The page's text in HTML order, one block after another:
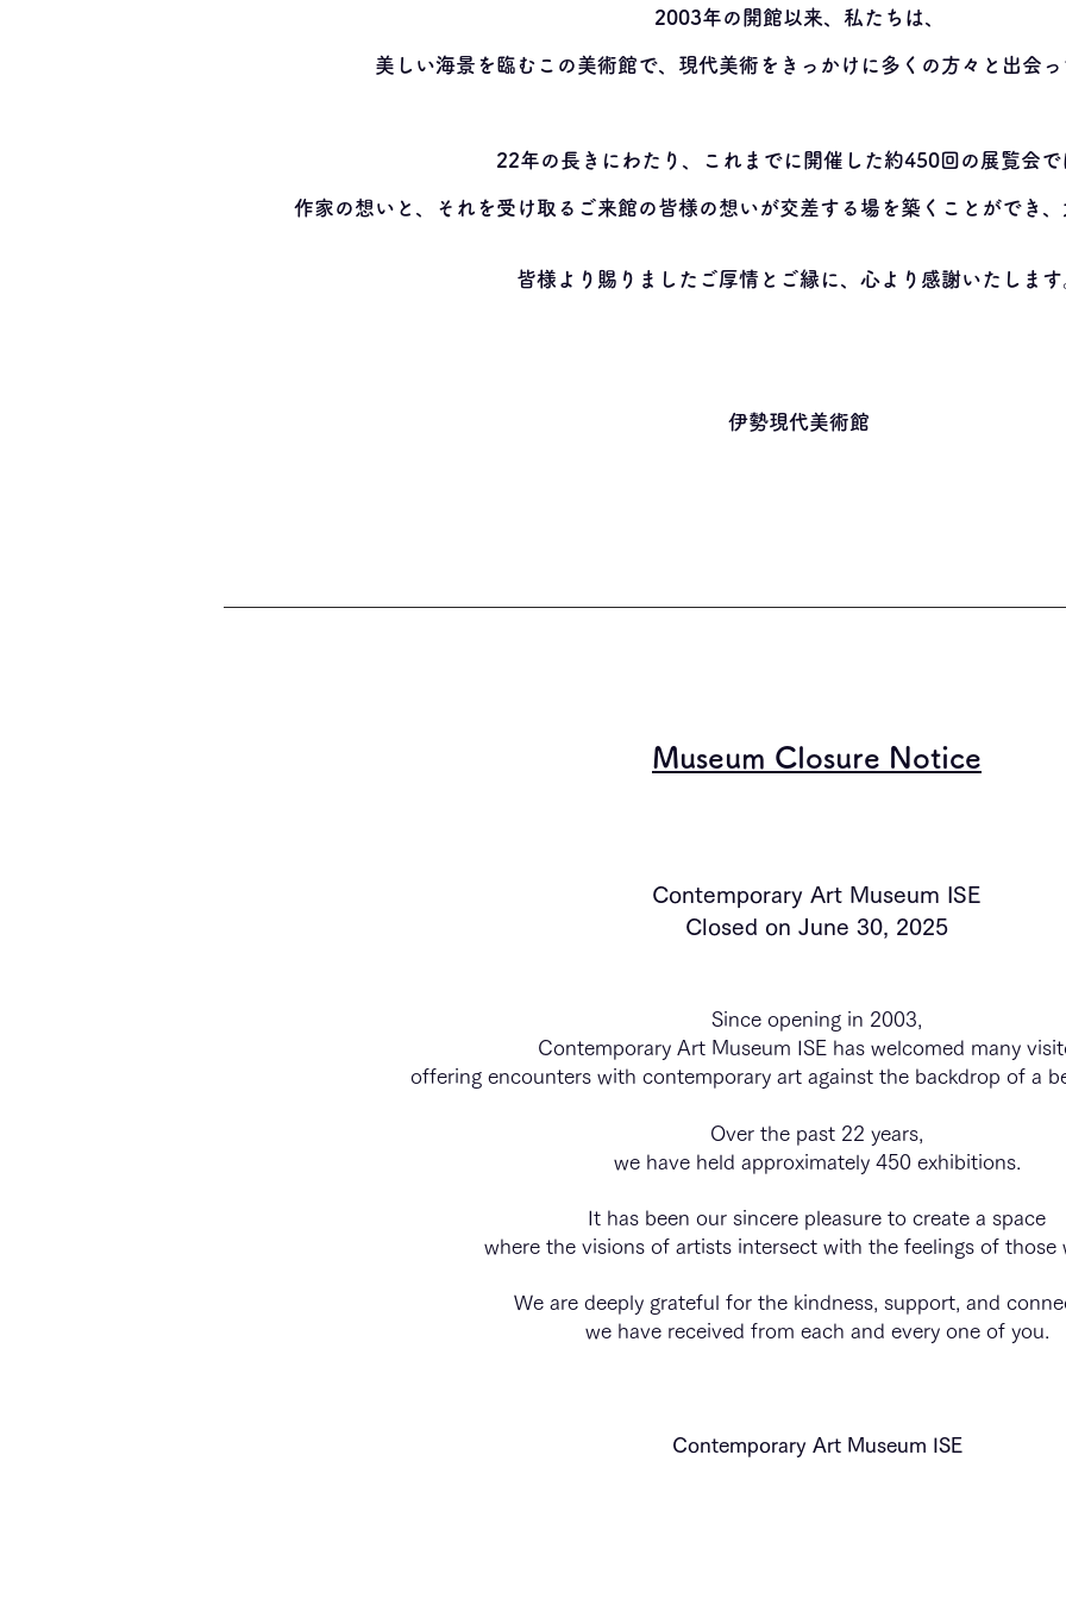
2003年の開館以来、私たちは、
美しい海景を臨むこの美術館で、現代美術をきっかけに多くの方々と出会
22年の長きにわたり、これまでに開催した約450回の展覧会で
作家の想いと、それを受け取るご来館の皆様の想いが交差する場を築くことができ
皆様より賜りましたご厚情とご縁に、心より感謝いたします
伊勢現代美術館
Museum Closure Notice
Contemporary Art Museum ISE
Closed on June 30, 2025
Since opening in 2003,
Contemporary Art Museum ISE has welcomed many
offering encounters with contemporary art against the backdrop of a
Over the past 22 years,
we have held approximately 450 exhibitions.
It has been our sincere pleasure to create a space
where the visions of artists intersect with the feelings of those
We are deeply grateful for the kindness, support, and
we have received from each and every one of you.
Contemporary Art Museum ISE